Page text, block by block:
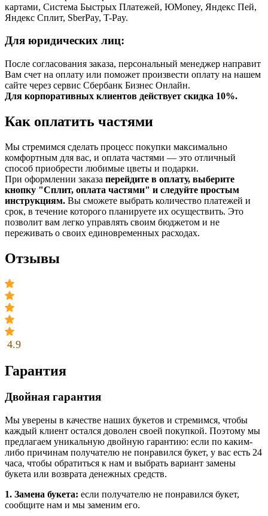
картами, Система Быстрых Платежей, ЮMoney, Яндекс Пей,
Яндекс Сплит, SberPay, T-Pay.
Для юридических лиц:
После согласования заказа, персональный менеджер направит
Вам счет на оплату или поможет произвести оплату на нашем
сайте через сервис Сбербанк Бизнес Онлайн.
Для корпоративных клиентов действует скидка 10%.
Как оплатить частями
Мы стремимся сделать процесс покупки максимально
комфортным для вас, и оплата частями — это отличный
способ приобрести любимые цветы и подарки.
При оформлении заказа перейдите в оплату, выберите
кнопку "Сплит, оплата частями" и следуйте простым
инструкциям. Вы сможете выбрать количество платежей и
срок, в течение которого планируете их осуществить. Это
позволит вам легко управлять своим бюджетом и не
переживать о своих единовременных расходах.
Отзывы
4.9
Гарантия
Двойная гарантия
Мы уверены в качестве наших букетов и стремимся, чтобы
каждый клиент остался доволен своей покупкой. Поэтому мы
предлагаем уникальную двойную гарантию: если по каким-
либо причинам получателю не понравился букет, у вас есть 24
часа, чтобы обратиться к нам и выбрать вариант замены
букета или возврата денежных средств.
1. Замена букета: если получателю не понравился букет,
сообщите нам и мы заменим его.